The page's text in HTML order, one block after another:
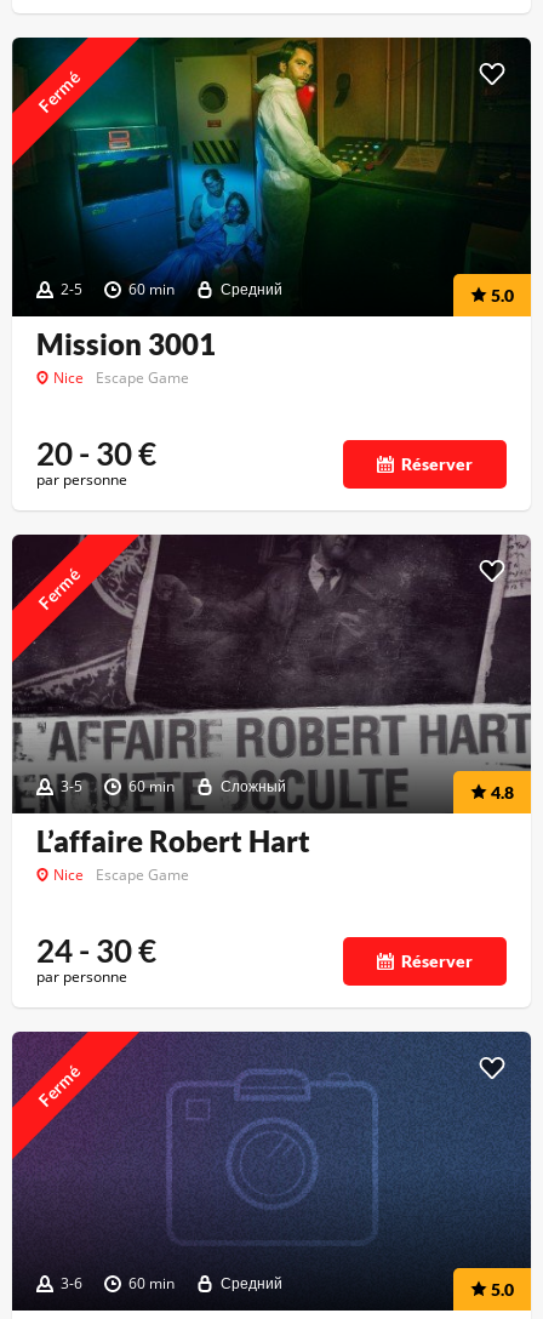
2-5 60 min Средний 5.0
Fermé
Mission 3001
Nice Escape Game
20 - 30€
par personne
Réserver
3-5 60 min Сложный 4.8
Fermé
L’affaire Robert Hart
Nice Escape Game
24 - 30€
par personne
Réserver
3-6 60 min Средний 5.0
Fermé